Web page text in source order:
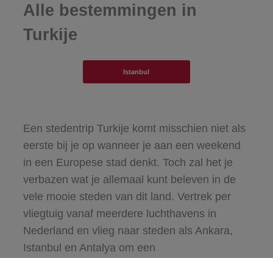
Alle bestemmingen in
Turkije
Istanbul
Een stedentrip Turkije komt misschien niet als
eerste bij je op wanneer je aan een weekend
in een Europese stad denkt. Toch zal het je
verbazen wat je allemaal kunt beleven in de
vele mooie steden van dit land. Vertrek per
vliegtuig vanaf meerdere luchthavens in
Nederland en vlieg naar steden als Ankara,
Istanbul en Antalya om een